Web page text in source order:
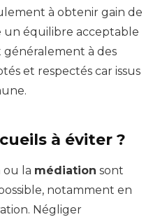
à obtenir gain de
un équilibre acceptable
à des
et respectés car issus
à éviter ?
ou la médiation sont
notamment en
Négliger